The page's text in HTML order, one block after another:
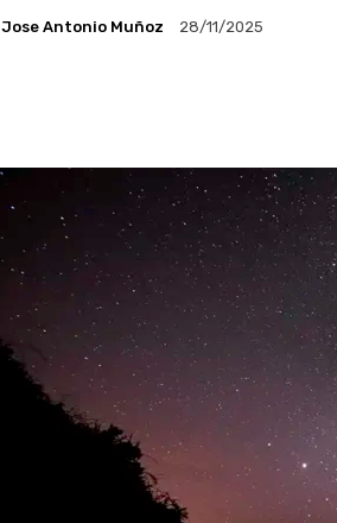
Jose Antonio Muñoz 28/11/2025